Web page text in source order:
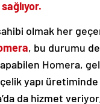
olmak her
, bu durumu
Homera,
yapı üretiminde
da hizmet veriyor.